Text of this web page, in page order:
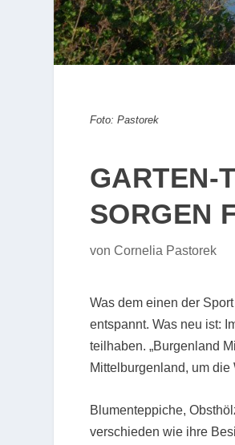
Foto: Pastorek
GARTEN-
SORGEN
von Cornelia Pastorek
Was dem einen der
entspannt. Was neu ist:
teilhaben. „Burgenland
Mittelburgenland, um
Blumenteppiche,
verschieden wie ihre